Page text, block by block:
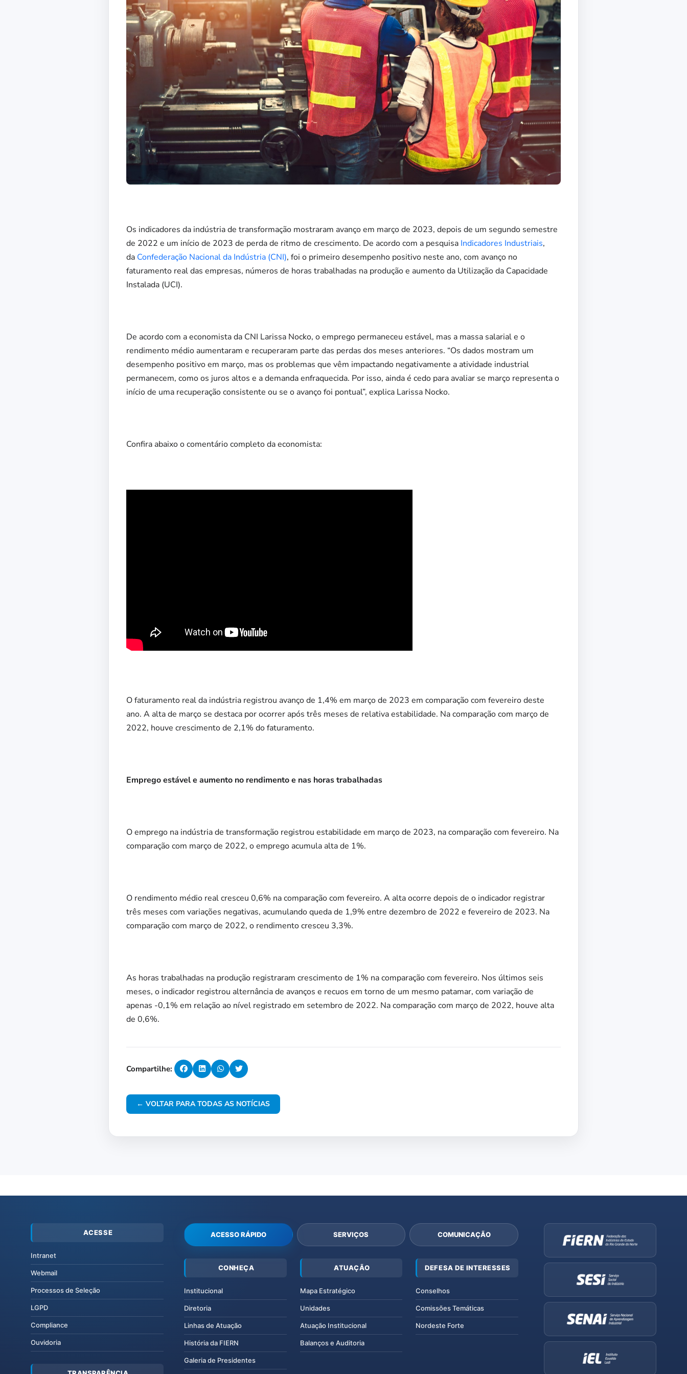
Os indicadores da indústria de transformação mostraram avanço em março de 2023, depois de um segundo semestre
de 2022 e um início de 2023 de perda de ritmo de crescimento. De acordo com a pesquisa Indicadores Industriais,
da Confederação Nacional da Indústria (CNI), foi o primeiro desempenho positivo neste ano, com avanço no
faturamento real das empresas, números de horas trabalhadas na produção e aumento da Utilização da Capacidade
Instalada (UCI).
De acordo com a economista da CNI Larissa Nocko, o emprego permaneceu estável, mas a massa salarial e o
rendimento médio aumentaram e recuperaram parte das perdas dos meses anteriores. “Os dados mostram um
desempenho positivo em março, mas os problemas que vêm impactando negativamente a atividade industrial
permanecem, como os juros altos e a demanda enfraquecida. Por isso, ainda é cedo para avaliar se março representa o
início de uma recuperação consistente ou se o avanço foi pontual”, explica Larissa Nocko.
Confira abaixo o comentário completo da economista:
O faturamento real da indústria registrou avanço de 1,4% em março de 2023 em comparação com fevereiro deste
ano. A alta de março se destaca por ocorrer após três meses de relativa estabilidade. Na comparação com março de
2022, houve crescimento de 2,1% do faturamento.
Emprego estável e aumento no rendimento e nas horas trabalhadas
O emprego na indústria de transformação registrou estabilidade em março de 2023, na comparação com fevereiro. Na
comparação com março de 2022, o emprego acumula alta de 1%.
O rendimento médio real cresceu 0,6% na comparação com fevereiro. A alta ocorre depois de o indicador registrar
três meses com variações negativas, acumulando queda de 1,9% entre dezembro de 2022 e fevereiro de 2023. Na
comparação com março de 2022, o rendimento cresceu 3,3%.
As horas trabalhadas na produção registraram crescimento de 1% na comparação com fevereiro. Nos últimos seis
meses, o indicador registrou alternância de avanços e recuos em torno de um mesmo patamar, com variação de
apenas -0,1% em relação ao nível registrado em setembro de 2022. Na comparação com março de 2022, houve alta
de 0,6%.
Compartilhe:
← VOLTAR PARA TODAS AS NOTÍCIAS
ACESSE
Intranet
Webmail
Processos de Seleção
LGPD
Compliance
Ouvidoria
ACESSO RÁPIDO SERVIÇOS COMUNICAÇÃO
CONHEÇA
Institucional
Diretoria
Linhas de Atuação
História da FIERN
Galeria de Presidentes
ATUAÇÃO
Mapa Estratégico
Unidades
Atuação Institucional
Balanços e Auditoria
DEFESA DE INTERESSES
Conselhos
Comissões Temáticas
Nordeste Forte